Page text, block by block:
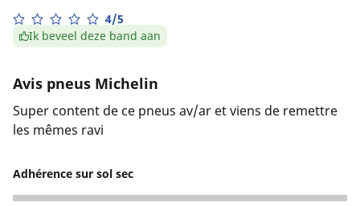
4/5
Ik beveel deze band aan
Avis pneus Michelin
Super content de ce pneus av/ar et viens de remettre
les mêmes ravi
Adhérence sur sol sec